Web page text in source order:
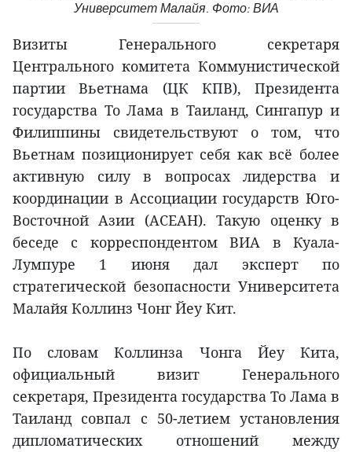
Университет Малайя. Фото: ВИА
Визиты Генерального секретаря
Центрального комитета Коммунистической
партии Вьетнама (ЦК КПВ), Президента
государства То Лама в Таиланд, Сингапур и
Филиппины свидетельствуют о том, что
Вьетнам позиционирует себя как всё более
активную силу в вопросах лидерства и
координации в Ассоциации государств Юго-
Восточной Азии (АСЕАН). Такую оценку в
беседе с корреспондентом ВИА в Куала-
Лумпуре 1 июня дал эксперт по
стратегической безопасности Университета
Малайя Коллинз Чонг Йеу Кит.
По словам Коллинза Чонга Йеу Кита,
официальный визит Генерального
секретаря, Президента государства То Лама в
Таиланд совпал с 50-летием установления
дипломатических отношений между